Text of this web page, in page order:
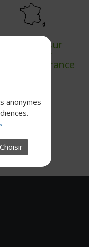
Livraison sur
chantier
en France
anonymes
Choisir